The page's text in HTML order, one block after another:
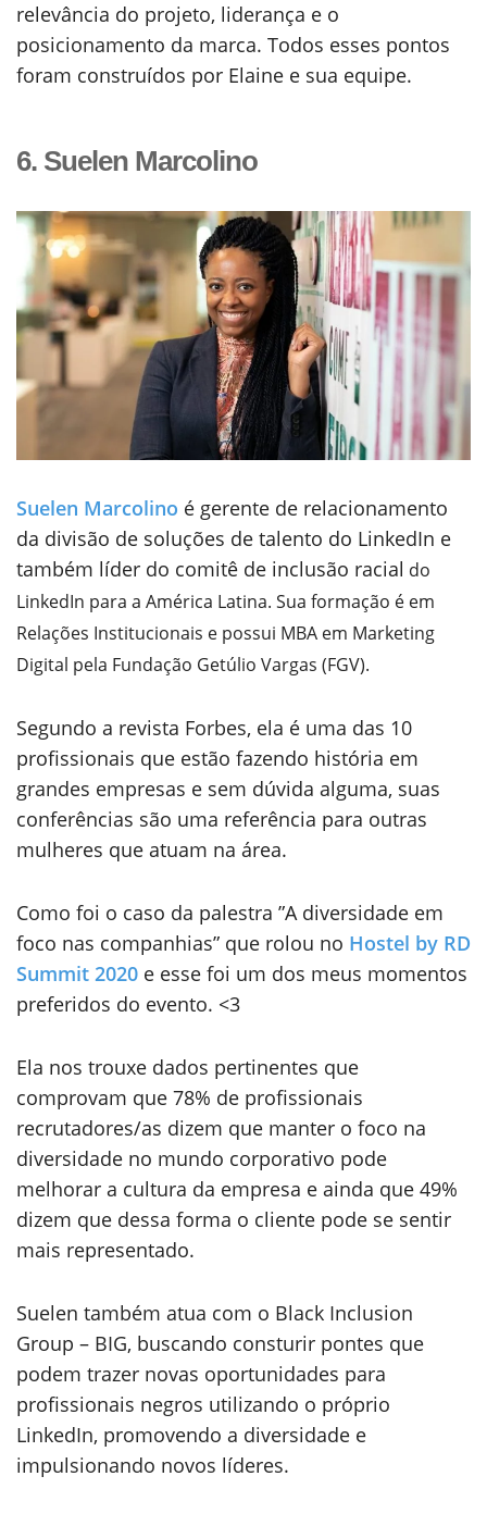
relevância do projeto, liderança e o
posicionamento da marca. Todos esses pontos
foram construídos por Elaine e sua equipe.
6. Suelen Marcolino
Suelen Marcolino é gerente de relacionamento
da divisão de soluções de talento do LinkedIn e
também líder do comitê de inclusão racial do
LinkedIn para a América Latina. Sua formação é em
Relações Institucionais e possui MBA em Marketing
Digital pela Fundação Getúlio Vargas (FGV).
Segundo a revista Forbes, ela é uma das 10
profissionais que estão fazendo história em
grandes empresas e sem dúvida alguma, suas
conferências são uma referência para outras
mulheres que atuam na área.
Como foi o caso da palestra ”A diversidade em
foco nas companhias” que rolou no Hostel by RD
Summit 2020 e esse foi um dos meus momentos
preferidos do evento. <3
Ela nos trouxe dados pertinentes que
comprovam que 78% de profissionais
recrutadores/as dizem que manter o foco na
diversidade no mundo corporativo pode
melhorar a cultura da empresa e ainda que 49%
dizem que dessa forma o cliente pode se sentir
mais representado.
Suelen também atua com o Black Inclusion
Group – BIG, buscando consturir pontes que
podem trazer novas oportunidades para
profissionais negros utilizando o próprio
LinkedIn, promovendo a diversidade e
impulsionando novos líderes.